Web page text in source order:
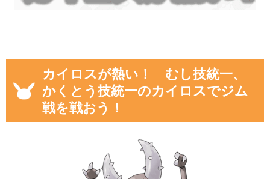
カイロスが熱い！ むし技統一、
かくとう技統一のカイロスでジム
戦を戦おう！